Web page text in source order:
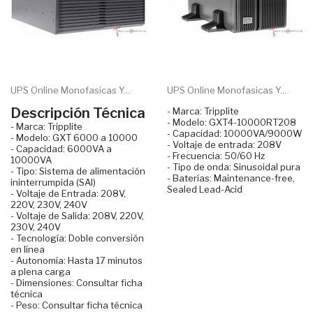
UPS Online Monofasicas Y...
Descripción Técnica
- Marca: Tripplite
- Modelo: GXT 6000 a 10000
- Capacidad: 6000VA a
10000VA
- Tipo: Sistema de alimentación
ininterrumpida (SAI)
- Voltaje de Entrada: 208V,
220V, 230V, 240V
- Voltaje de Salida: 208V, 220V,
230V, 240V
- Tecnología: Doble conversión
en línea
- Autonomía: Hasta 17 minutos
a plena carga
- Dimensiones: Consultar ficha
técnica
- Peso: Consultar ficha técnica
UPS Online Monofasicas Y...
- Marca: Tripplite
- Modelo: GXT4-10000RT208
- Capacidad: 10000VA/9000W
- Voltaje de entrada: 208V
- Frecuencia: 50/60 Hz
- Tipo de onda: Sinusoidal pura
- Baterías: Maintenance-free,
Sealed Lead-Acid